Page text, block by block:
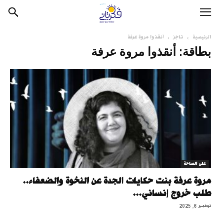
الرئيسية تاجز أنقذوا مروة عرفة
بطاقة: أنقذوا مروة عرفة
على الساحة
مروة عرفة بنت حكايات الجدة عن النخوة والضعفاء..
طلب خروج إنساني...
نوفمبر 6, 2025